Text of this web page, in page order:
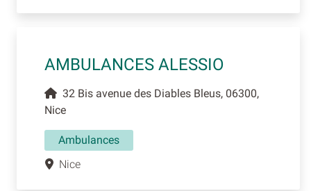
AMBULANCES ALESSIO
32 Bis avenue des Diables Bleus, 06300,
Nice
Ambulances
Nice